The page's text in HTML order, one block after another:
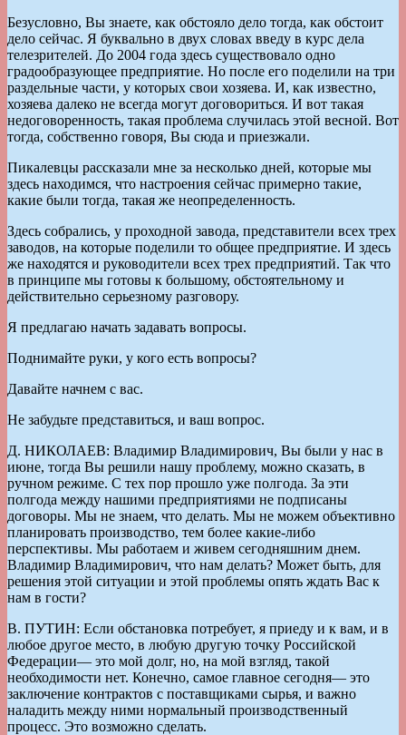
Безусловно, Вы знаете, как обстояло дело тогда, как обстоит
дело сейчас. Я буквально в двух словах введу в курс дела
телезрителей. До 2004 года здесь существовало одно
градообразующее предприятие. Но после его поделили на три
раздельные части, у которых свои хозяева. И, как известно,
хозяева далеко не всегда могут договориться. И вот такая
недоговоренность, такая проблема случилась этой весной. Вот
тогда, собственно говоря, Вы сюда и приезжали.
Пикалевцы рассказали мне за несколько дней, которые мы
здесь находимся, что настроения сейчас примерно такие,
какие были тогда, такая же неопределенность.
Здесь собрались, у проходной завода, представители всех трех
заводов, на которые поделили то общее предприятие. И здесь
же находятся и руководители всех трех предприятий. Так что
в принципе мы готовы к большому, обстоятельному и
действительно серьезному разговору.
Я предлагаю начать задавать вопросы.
Поднимайте руки, у кого есть вопросы?
Давайте начнем с вас.
Не забудьте представиться, и ваш вопрос.
Д. НИКОЛАЕВ: Владимир Владимирович, Вы были у нас в
июне, тогда Вы решили нашу проблему, можно сказать, в
ручном режиме. С тех пор прошло уже полгода. За эти
полгода между нашими предприятиями не подписаны
договоры. Мы не знаем, что делать. Мы не можем объективно
планировать производство, тем более какие-либо
перспективы. Мы работаем и живем сегодняшним днем.
Владимир Владимирович, что нам делать? Может быть, для
решения этой ситуации и этой проблемы опять ждать Вас к
нам в гости?
В. ПУТИН: Если обстановка потребует, я приеду и к вам, и в
любое другое место, в любую другую точку Российской
Федерации— это мой долг, но, на мой взгляд, такой
необходимости нет. Конечно, самое главное сегодня— это
заключение контрактов с поставщиками сырья, и важно
наладить между ними нормальный производственный
процесс. Это возможно сделать.